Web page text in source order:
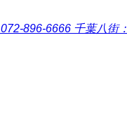
072-896-6666 千葉八街：